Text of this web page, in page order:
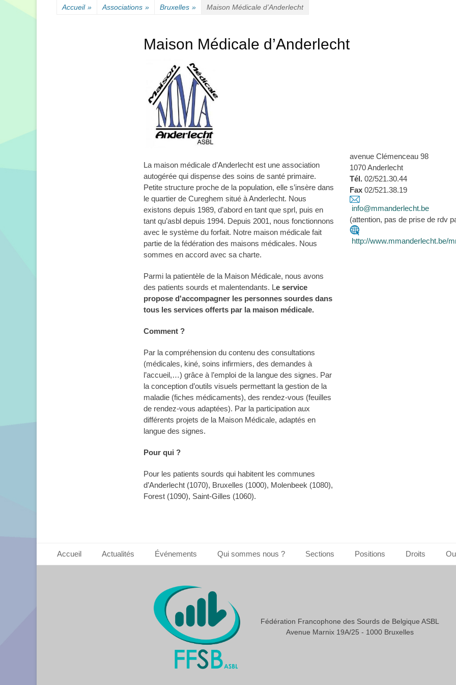
Accueil » Associations » Bruxelles » Maison Médicale d’Anderlecht
Maison Médicale d’Anderlecht
La maison médicale d’Anderlecht est une association
autogérée qui dispense des soins de santé primaire.
Petite structure proche de la population, elle s’insère dans
le quartier de Cureghem situé à Anderlecht. Nous
existons depuis 1989, d’abord en tant que sprl, puis en
tant qu’asbl depuis 1994. Depuis 2001, nous fonctionnons
avec le système du forfait. Notre maison médicale fait
partie de la fédération des maisons médicales. Nous
sommes en accord avec sa charte.
Parmi la patientèle de la Maison Médicale, nous avons
des patients sourds et malentendants. Le service
propose d'accompagner les personnes sourdes dans
tous les services offerts par la maison médicale.
Comment ?
Par la compréhension du contenu des consultations
(médicales, kiné, soins infirmiers, des demandes à
l’accueil,…) grâce à l’emploi de la langue des signes. Par
la conception d’outils visuels permettant la gestion de la
maladie (fiches médicaments), des rendez-vous (feuilles
de rendez-vous adaptées). Par la participation aux
différents projets de la Maison Médicale, adaptés en
langue des signes.
Pour qui ?
Pour les patients sourds qui habitent les communes
d’Anderlecht (1070), Bruxelles (1000), Molenbeek (1080),
Forest (1090), Saint-Gilles (1060).
avenue Clémenceau 98
1070 Anderlecht
Tél. 02/521.30.44
Fax 02/521.38.19
info@mmanderlecht.be
(attention, pas de prise de rdv
http://www.mmanderlecht.be/
Footer Menu
Accueil Actualités Événements Qui sommes nous ? Sections Positions Droits
Fédération Francophone des Sourds de Belgique ASBL
Avenue Marnix 19A/25 - 1000 Bruxelles